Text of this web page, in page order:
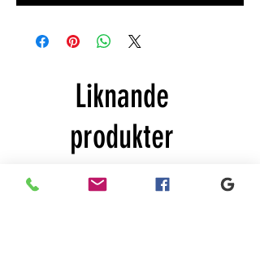
Liknande
produkter
Sale